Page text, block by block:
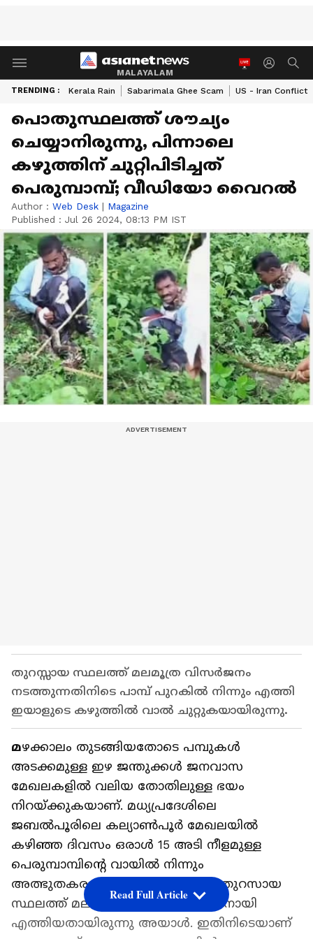
MALAYALAM
TRENDING : Kerala Rain Sabarimala Ghee Scam US - Iran Conflict
പൊതുസ്ഥലത്ത് ശൗച്യം
ചെയ്യാനിരുന്നു, പിന്നാലെ
കഴുത്തിന് ചുറ്റിപിടിച്ചത്
പെരുമ്പാമ്പ്; വീഡിയോ വൈറല്‍
Author : Web Desk | Magazine
Published : Jul 26 2024, 08:13 PM IST
തുറസ്സായ സ്ഥലത്ത് മലമൂത്ര വിസർജനം
നടത്തുന്നതിനിടെ പാമ്പ് പുറകിൽ നിന്നും എത്തി
ഇയാളുടെ കഴുത്തില്‍ വാല്‍ ചുറ്റുകയായിരുന്നു.
മഴക്കാലം തുടങ്ങിയതോടെ പമ്പുകള്‍
അടക്കമുള്ള ഇഴ ജന്തുക്കള്‍ ജനവാസ
മേഖലകളില്‍ വലിയ തോതിലുള്ള ഭയം
നിറയ്ക്കുകയാണ്. മധ്യപ്രദേശിലെ
ജബൽപൂരിലെ കല്യാൺപൂർ മേഖലയിൽ
കഴിഞ്ഞ ദിവസം ഒരാള്‍ 15 അടി നീളമുള്ള
പെരുമ്പാമ്പിന്‍റെ വായില്‍ നിന്നും
അത്ഭുതകരമായാണ് രക്ഷപ്പെട്ടത്. തുറസായ
സ്ഥലത്ത് മലമൂത്ര വിസര്‍ജ്ജനത്തിനായി
എത്തിയതായിരുന്നു അയാള്‍. ഇതിനിടെയാണ്
Read Full Article